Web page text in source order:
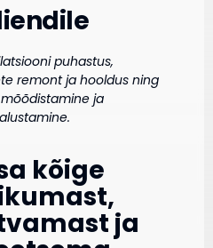
puhastus,
remont ja hooldus ning
ja
kõige
ja